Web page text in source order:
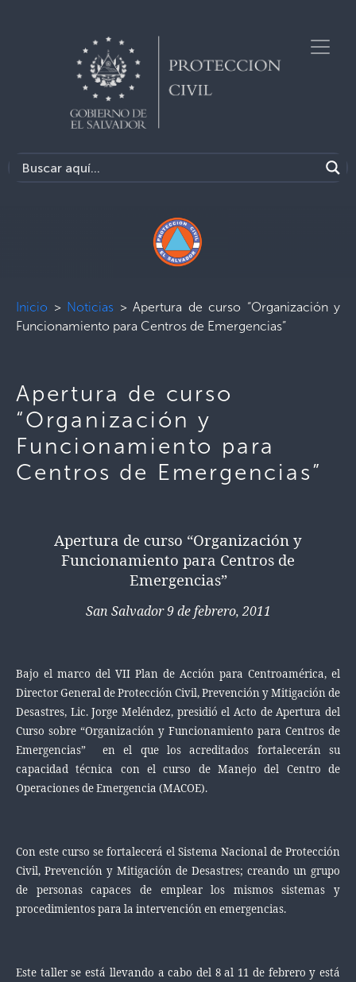
Inicio > Noticias > Apertura de curso “Organización y
Funcionamiento para Centros de Emergencias”
Apertura de curso
“Organización y
Funcionamiento para
Centros de Emergencias”
Apertura de curso “Organización y
Funcionamiento para Centros de
Emergencias”
San Salvador 9 de febrero, 2011
Bajo el marco del VII Plan de Acción para Centroamérica, el
Director General de Protección Civil, Prevención y Mitigación de
Desastres, Lic. Jorge Meléndez, presidió el Acto de Apertura del
Curso sobre “Organización y Funcionamiento para Centros de
Emergencias” en el que los acreditados fortalecerán su
capacidad técnica con el curso de Manejo del Centro de
Operaciones de Emergencia (MACOE).
Con este curso se fortalecerá el Sistema Nacional de Protección
Civil, Prevención y Mitigación de Desastres; creando un grupo
de personas capaces de emplear los mismos sistemas y
procedimientos para la intervención en emergencias.
Este taller se está llevando a cabo del 8 al 11 de febrero y está